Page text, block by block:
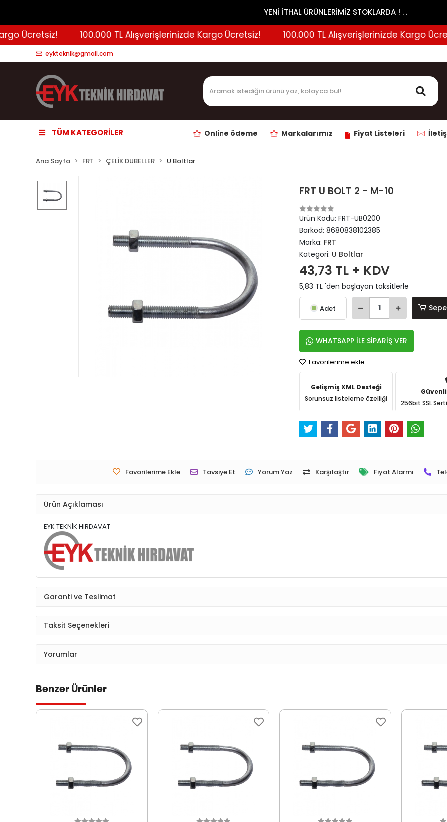
YENİ İTHAL ÜRÜNLERİMİZ STOKLARDA ! . .
Ücretsiz! 100.000 TL Alışverişlerinizde Kargo Ücretsiz! 100.000 TL Alışverişlerinizde Kargo
eykteknik@gmail.com
TÜM KATEGORİLER Online ödeme Markalarımız Fiyat Listeleri
Ana Sayfa FRT ÇELİK DUBELLER U Boltlar
FRT U BOLT 2 - M-10
Ürün Kodu:FRT-UB0200
Barkod:8680838102385
Marka: FRT
Kategori: U Boltlar
43,73 TL + KDV
5,83 TL 'den başlayan taksitlerle
Adet
WHATSAPP İLE SİPARİŞ VER
Favorilerime ekle
Gelişmiş XML Desteği
Sorunsuz listeleme özelliği
Güvenli
256bit SSL
Favorilerime Ekle Tavsiye Et Yorum Yaz Karşılaştır Fiyat Alarmı
Ürün Açıklaması
EYK TEKNİK HIRDAVAT
Garanti ve Teslimat
Taksit Seçenekleri
Yorumlar
Benzer Ürünler